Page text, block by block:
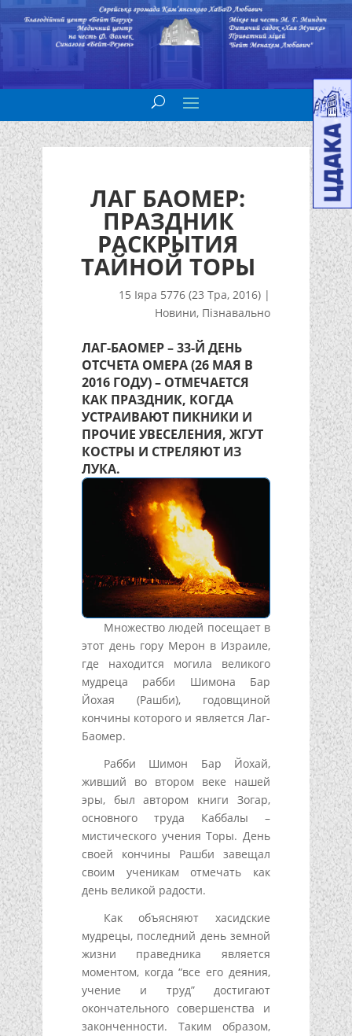
ЛАГ БАОМЕР:
ПРАЗДНИК
РАСКРЫТИЯ
ТАЙНОЙ ТОРЫ
15 Іяра 5776 (23 Тра, 2016) |
Новини, Пізнавально
ЛАГ-БАОМЕР – 33-Й ДЕНЬ
ОТСЧЕТА ОМЕРА(26 МАЯ В
2016 ГОДУ) – ОТМЕЧАЕТСЯ
КАК ПРАЗДНИК, КОГДА
УСТРАИВАЮТ ПИКНИКИ И
ПРОЧИЕ УВЕСЕЛЕНИЯ, ЖГУТ
КОСТРЫ И СТРЕЛЯЮТ ИЗ
ЛУКА.
Множество людей посещает в
этот день гору Мерон в Израиле,
где находится могила великого
мудреца рабби Шимона Бар
Йохая (Рашби), годовщиной
кончины которого и является Лаг-
Баомер.
Рабби Шимон Бар Йохай,
живший во втором веке нашей
эры, был автором книги Зогар,
основного труда Каббалы –
мистического учения Торы. День
своей кончины Рашби завещал
своим ученикам отмечать как
день великой радости.
Как объясняют хасидские
мудрецы, последний день земной
жизни праведника является
моментом, когда “все его деяния,
учение и труд” достигают
окончательного совершенства и
законченности. Таким образом,